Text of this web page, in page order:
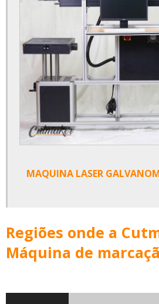
Maquina laser galvanometrica
Maquina laser galvo
Máquinas de corte e gravação a laser co2
Peças para maquina de corte a laser
Preço tubo laser co2
Tubo laser co2
MAQUINA LASER
Regiões onde a
Máquina de